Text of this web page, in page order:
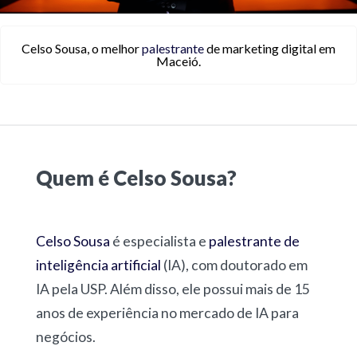
Celso Sousa, o melhorpalestrantede marketing digital em
Maceió.
Quem é Celso Sousa?
Celso Sousa é especialista e palestrante de
inteligência artificial (IA), com doutorado em
IA pela USP. Além disso, ele possui mais de 15
anos de experiência no mercado de IA para
negócios.